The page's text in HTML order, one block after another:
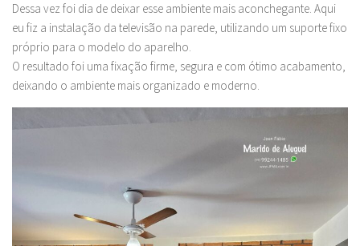
Dessa vez foi dia de deixar esse ambiente mais aconchegante. Aqui
eu fiz a instalação da televisão na parede, utilizando um suporte fixo
próprio para o modelo do aparelho.
O resultado foi uma fixação firme, segura e com ótimo acabamento,
deixando o ambiente mais organizado e moderno.